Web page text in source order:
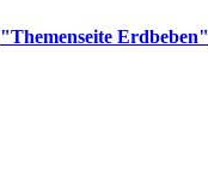
"Themenseite Erdbeben"